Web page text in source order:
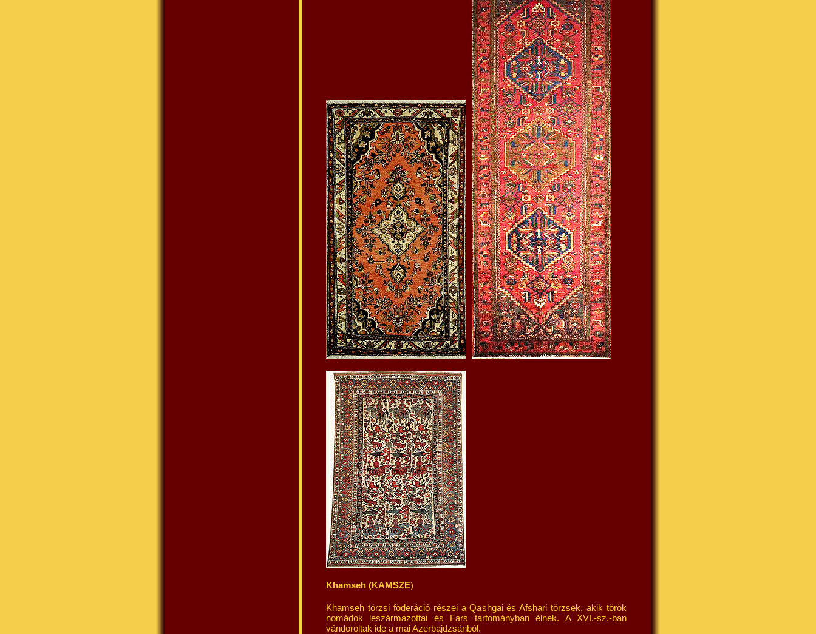
Khamseh (KAMSZE)
Khamseh törzsi föderáció részei a Qashgai és Afshari törzsek, akik török
nomádok leszármazottai és Fars tartományban élnek. A XVI.-sz.-ban
vándoroltak ide a mai Azerbajdzsánból.